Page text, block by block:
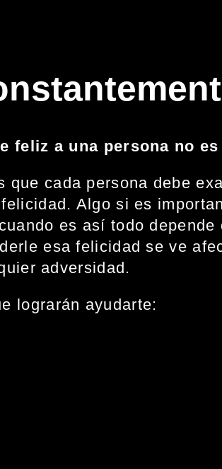
feliz a una persona no
que cada persona debe
Algo si es
es así todo
esa felicidad se ve
adversidad.
lograrán ayudarte: